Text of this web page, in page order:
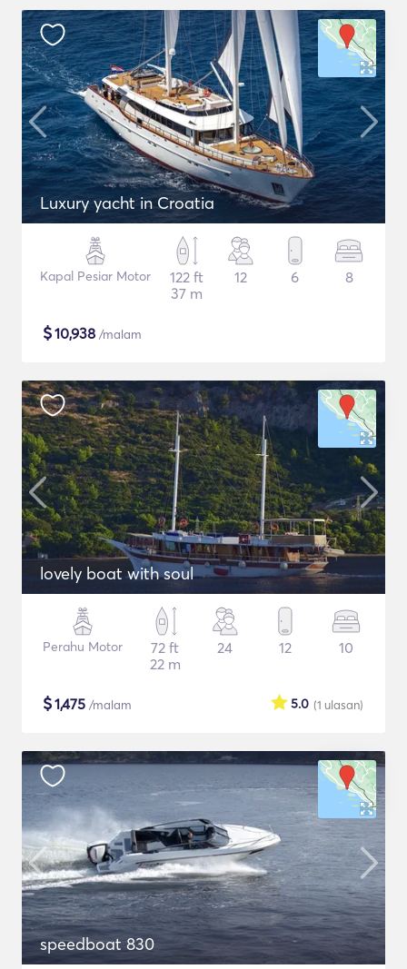
Luxury yacht in Croatia
Kapal Pesiar Motor
122 ft
37 m
12 6 8
$10,938 /malam
lovely boat with soul
Perahu Motor
72 ft
22 m
24 12 10
$1,475 /malam (1 ulasan)
5.0
speedboat 830